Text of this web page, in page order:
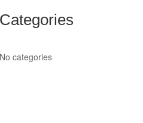
Categories
No categories